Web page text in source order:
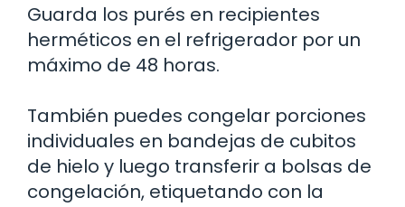
Guarda los purés en recipientes
herméticos en el refrigerador por un
máximo de 48 horas.
También puedes congelar porciones
individuales en bandejas de cubitos
de hielo y luego transferir a bolsas de
congelación, etiquetando con la